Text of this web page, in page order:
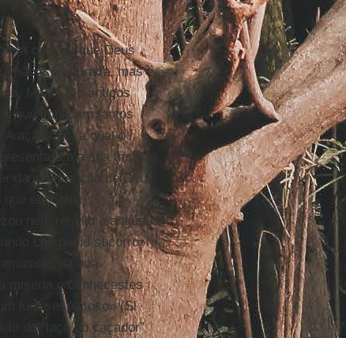
a certeza que Deus
não é procurada, mas é
Males tão antigos
que implicam tantos
ação com a qual o
a sua tristeza
da intervenção de Deus.
encontra
nem repeliu a angústia
Lhe pediu socorro»
da sua
miséria e conhecestes
lugar espaçoso» (Sl
lo do “laço do caçador”